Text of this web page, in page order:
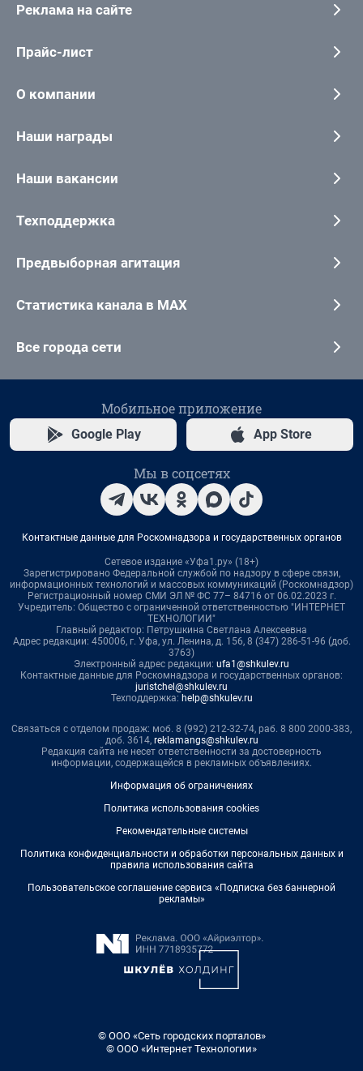
Реклама на сайте
Прайс-лист
О компании
Наши награды
Наши вакансии
Техподдержка
Предвыборная агитация
Статистика канала в MAX
Все города сети
Мобильное приложение
Google Play App Store
Мы в соцсетях
Контактные данные для Роскомнадзора и государственных органов
Сетевое издание «Уфа1.ру» (18+)
Зарегистрировано Федеральной службой по надзору в сфере связи,
информационных технологий и массовых коммуникаций (Роскомнадзор)
Регистрационный номер СМИ ЭЛ № ФС 77– 84716 от 06.02.2023 г.
Учредитель: Общество с ограниченной ответственностью "ИНТЕРНЕТ
ТЕХНОЛОГИИ"
Главный редактор: Петрушкина Светлана Алексеевна
Адрес редакции: 450006, г. Уфа, ул. Ленина, д. 156, 8 (347) 286-51-96 (доб.
3763)
Электронный адрес редакции: ufa1@shkulev.ru
Контактные данные для Роскомнадзора и государственных органов:
juristchel@shkulev.ru
Техподдержка: help@shkulev.ru
Связаться с отделом продаж: моб. 8 (992) 212-32-74, раб. 8 800 2000-383,
доб. 3614, reklamangs@shkulev.ru
Редакция сайта не несет ответственности за достоверность
информации, содержащейся в рекламных объявлениях.
Информация об ограничениях
Политика использования cookies
Рекомендательные системы
Политика конфиденциальности и обработки персональных данных и
правила использования сайта
Пользовательское соглашение сервиса «Подписка без баннерной
рекламы»
© ООО «Сеть городских порталов»
© ООО «Интернет Технологии»